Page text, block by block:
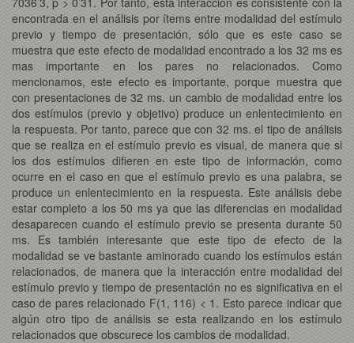
encontrada en el análisis por ítems entre modalidad del estímulo
previo y tiempo de presentación, sólo que es este caso se
muestra que este efecto de modalidad encontrado a los 32 ms es
mas importante en los pares no relacionados. Como
mencionamos, este efecto es importante, porque muestra que
con presentaciones de 32 ms. un cambio de modalidad entre los
dos estímulos (previo y objetivo) produce un enlentecimiento en
la respuesta. Por tanto, parece que con 32 ms. el tipo de análisis
que se realiza en el estímulo previo es visual, de manera que si
los dos estímulos difieren en este tipo de información, como
ocurre en el caso en que el estímulo previo es una palabra, se
produce un enlentecimiento en la respuesta. Este análisis debe
estar completo a los 50 ms ya que las diferencias en modalidad
desaparecen cuando el estímulo previo se presenta durante 50
ms. Es también interesante que este tipo de efecto de la
modalidad se ve bastante aminorado cuando los estímulos están
relacionados, de manera que la interacción entre modalidad del
estímulo previo y tiempo de presentación no es significativa en el
caso de pares relacionado F(1, 116) < 1. Esto parece indicar que
algún otro tipo de análisis se esta realizando en los estímulo
relacionados que obscurece los cambios de modalidad.